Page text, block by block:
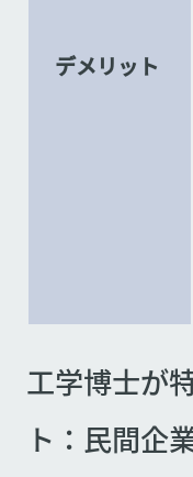
デメリット
工学博士が
ト：民間企